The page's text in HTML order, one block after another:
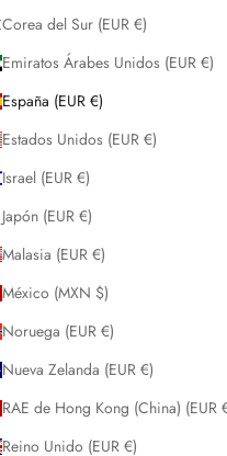
Corea del Sur (EUR €)
Emiratos Árabes Unidos (EUR €)
España (EUR €)
Estados Unidos (EUR €)
Israel (EUR €)
Japón (EUR €)
Malasia (EUR €)
México (MXN $)
Noruega (EUR €)
Nueva Zelanda (EUR €)
RAE de Hong Kong (China) (EUR
Reino Unido (EUR €)